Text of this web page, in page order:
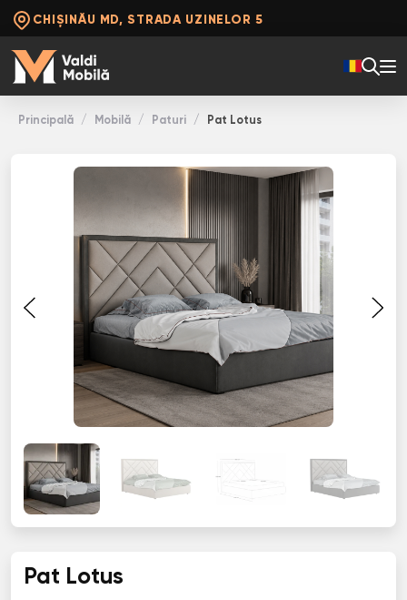
CHIȘINĂU MD, STRADA UZINELOR 5
Principală Mobilă Paturi Pat Lotus
Pat Lotus